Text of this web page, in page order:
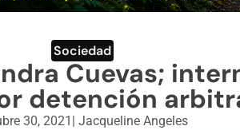
Sociedad
Cuevas;
detención
30, 2021 Jacqueline Angeles